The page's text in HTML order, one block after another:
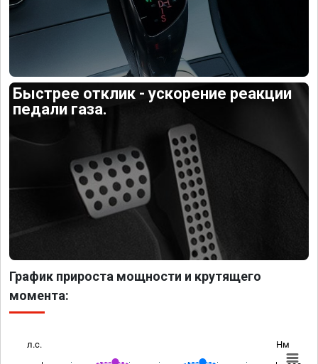
Быстрее отклик - ускорение реакции
педали газа.
График прироста мощности и крутящего
момента:
л.с. Нм